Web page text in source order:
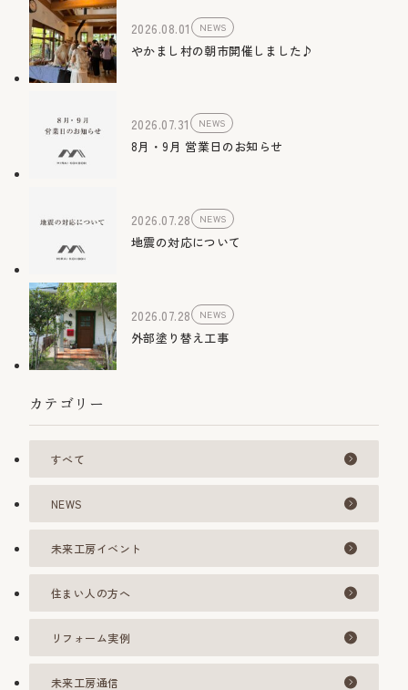
2026.08.01 NEWS
やかまし村の朝市開催しました♪
2026.07.31 NEWS
8月・9月 営業日のお知らせ
2026.07.28 NEWS
地震の対応について
2026.07.28 NEWS
外部塗り替え工事
カテゴリー
すべて
NEWS
未来工房イベント
住まい人の方へ
リフォーム実例
未来工房通信